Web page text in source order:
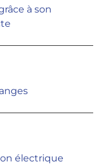
à son
électrique